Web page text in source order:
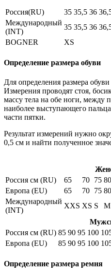
Россия(RU) 35 35,5 36
Международный
(INT)
35 35,5 36
BOGNER
XS
Определение размера обуви
Для определения размера
Измерения проводят стоя,
массу тела на обе ноги, между
наиболее выступающего
части пятки.
Результат измерений нужно
0,5 см и найти полученное
Россия см (RU)
65 70 75 80
Европа (EU)
65 70 75 80
Международный
(INT)
XXS XS S M
Россия см (RU) 85 90 95 100
Европа (EU)
85 90 95 100
Определение размера ремня